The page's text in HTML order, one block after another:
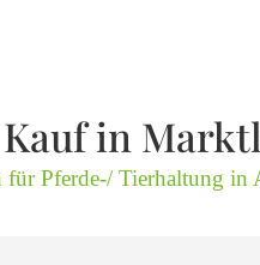
in
für Pferde-/ Tierhaltung in